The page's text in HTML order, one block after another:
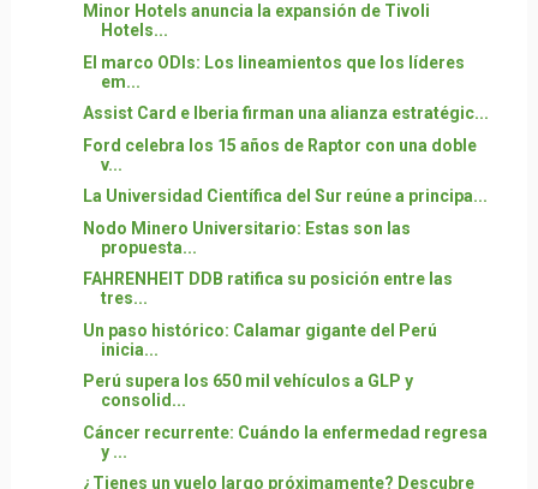
Minor Hotels anuncia la expansión de Tivoli
Hotels...
El marco ODIs: Los lineamientos que los líderes
em...
Assist Card e Iberia firman una alianza estratégic...
Ford celebra los 15 años de Raptor con una doble
v...
La Universidad Científica del Sur reúne a principa...
Nodo Minero Universitario: Estas son las
propuesta...
FAHRENHEIT DDB ratifica su posición entre las
tres...
Un paso histórico: Calamar gigante del Perú
inicia...
Perú supera los 650 mil vehículos a GLP y
consolid...
Cáncer recurrente: Cuándo la enfermedad regresa
y ...
¿Tienes un vuelo largo próximamente? Descubre